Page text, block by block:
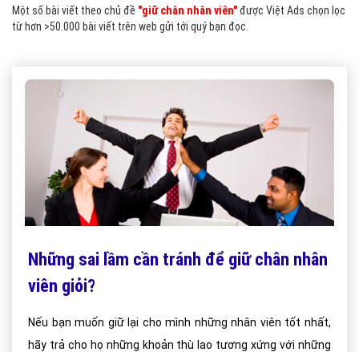
Một số bài viết theo chủ đề "giữ chân nhân viên"được Việt Ads chọn lọc
từ hơn >50.000 bài viết trên web gửi tới quý bạn đọc.
Những sai lầm cần tránh để giữ chân nhân
viên giỏi?
Nếu bạn muốn giữ lại cho mình những nhân viên tốt nhất,
hãy trả cho họ những khoản thù lao tương xứng với những